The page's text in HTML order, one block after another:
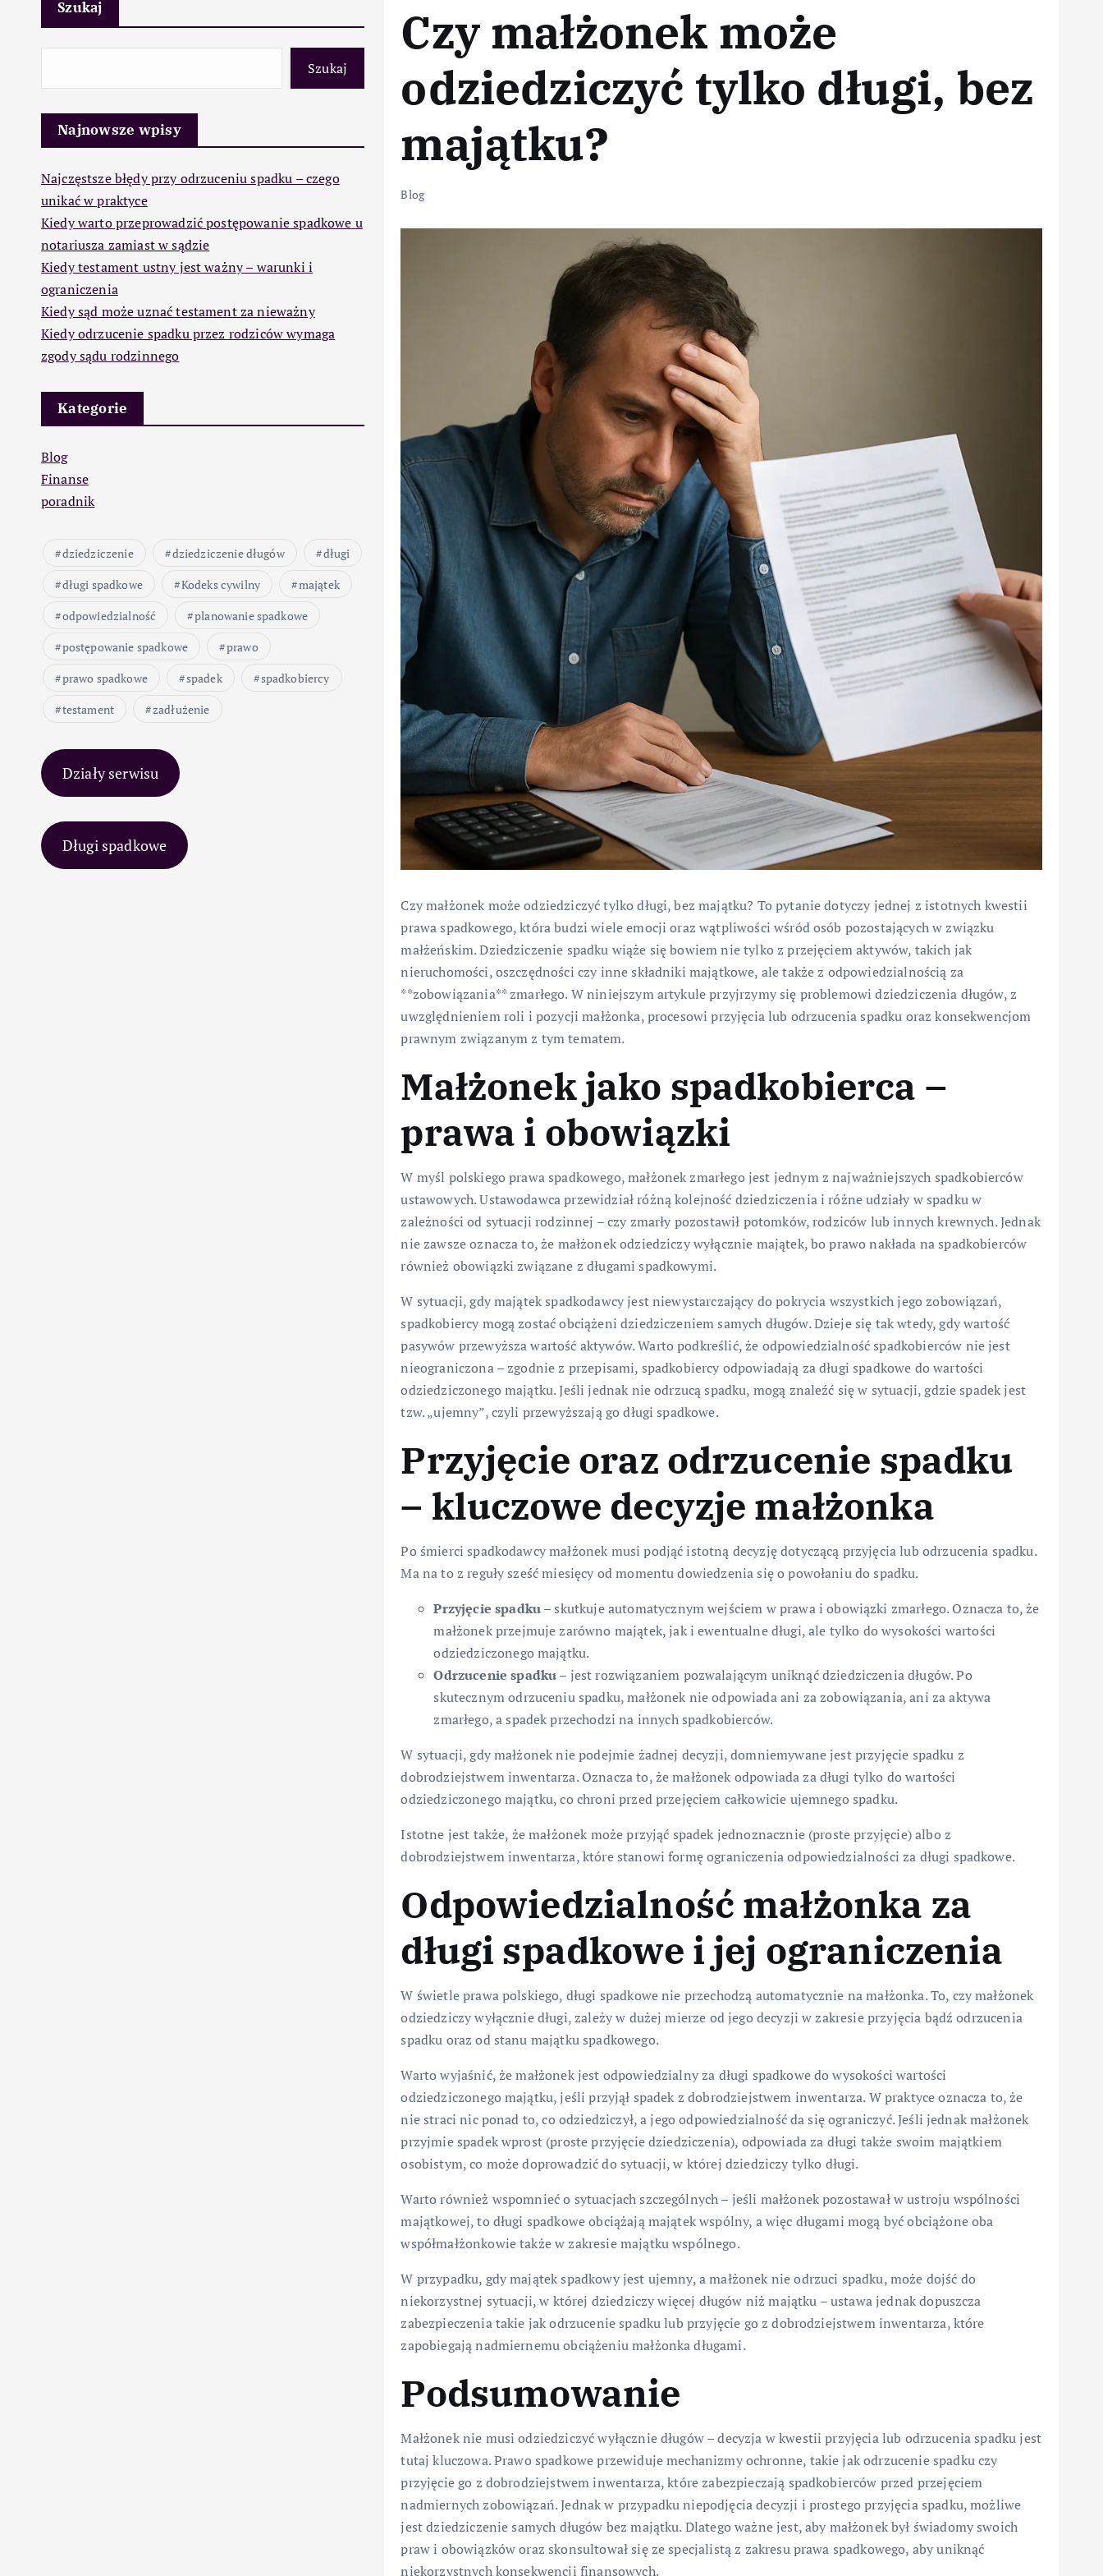
Szukaj
Szukaj
Najnowsze wpisy
Najczęstsze błędy przy odrzuceniu spadku – czego
unikać w praktyce
Kiedy warto przeprowadzić postępowanie spadkowe u
notariusza zamiast w sądzie
Kiedy testament ustny jest ważny – warunki i
ograniczenia
Kiedy sąd może uznać testament za nieważny
Kiedy odrzucenie spadku przez rodziców wymaga
zgody sądu rodzinnego
Kategorie
Blog
Finanse
poradnik
dziedziczenie dziedziczenie długów
długi
długi spadkowe
Kodeks cywilny
majątek
odpowiedzialność
planowanie spadkowe
postępowanie spadkowe
prawo
prawo spadkowe
spadek
spadkobiercy
testament
zadłużenie
Działy serwisu
Długi spadkowe
Czy małżonek może
odziedziczyć tylko długi, bez
majątku?
Blog
Czy małżonek może odziedziczyć tylko długi, bez majątku? To pytanie dotyczy jednej z istotnych kwestii
prawa spadkowego, która budzi wiele emocji oraz wątpliwości wśród osób pozostających w związku
małżeńskim. Dziedziczenie spadku wiąże się bowiem nie tylko z przejęciem aktywów, takich jak
nieruchomości, oszczędności czy inne składniki majątkowe, ale także z odpowiedzialnością za
**zobowiązania** zmarłego. W niniejszym artykule przyjrzymy się problemowi dziedziczenia długów, z
uwzględnieniem roli i pozycji małżonka, procesowi przyjęcia lub odrzucenia spadku oraz konsekwencjom
prawnym związanym z tym tematem.
Małżonek jako spadkobierca –
prawa i obowiązki
W myśl polskiego prawa spadkowego, małżonek zmarłego jest jednym z najważniejszych spadkobierców
ustawowych. Ustawodawca przewidział różną kolejność dziedziczenia i różne udziały w spadku w
zależności od sytuacji rodzinnej – czy zmarły pozostawił potomków, rodziców lub innych krewnych. Jednak
nie zawsze oznacza to, że małżonek odziedziczy wyłącznie majątek, bo prawo nakłada na spadkobierców
również obowiązki związane z długami spadkowymi.
W sytuacji, gdy majątek spadkodawcy jest niewystarczający do pokrycia wszystkich jego zobowiązań,
spadkobiercy mogą zostać obciążeni dziedziczeniem samych długów. Dzieje się tak wtedy, gdy wartość
pasywów przewyższa wartość aktywów. Warto podkreślić, że odpowiedzialność spadkobierców nie jest
nieograniczona – zgodnie z przepisami, spadkobiercy odpowiadają za długi spadkowe do wartości
odziedziczonego majątku. Jeśli jednak nie odrzucą spadku, mogą znaleźć się w sytuacji, gdzie spadek jest
tzw. „ujemny”, czyli przewyższają go długi spadkowe.
Przyjęcie oraz odrzucenie spadku
– kluczowe decyzje małżonka
Po śmierci spadkodawcy małżonek musi podjąć istotną decyzję dotyczącą przyjęcia lub odrzucenia spadku.
Ma na to z reguły sześć miesięcy od momentu dowiedzenia się o powołaniu do spadku.
Przyjęcie spadku– skutkuje automatycznym wejściem w prawa i obowiązki zmarłego. Oznacza to, że
małżonek przejmuje zarówno majątek, jak i ewentualne długi, ale tylko do wysokości wartości
odziedziczonego majątku.
Odrzucenie spadku– jest rozwiązaniem pozwalającym uniknąć dziedziczenia długów. Po
skutecznym odrzuceniu spadku, małżonek nie odpowiada ani za zobowiązania, ani za aktywa
zmarłego, a spadek przechodzi na innych spadkobierców.
W sytuacji, gdy małżonek nie podejmie żadnej decyzji, domniemywane jest przyjęcie spadku z
dobrodziejstwem inwentarza. Oznacza to, że małżonek odpowiada za długi tylko do wartości
odziedziczonego majątku, co chroni przed przejęciem całkowicie ujemnego spadku.
Istotne jest także, że małżonek może przyjąć spadek jednoznacznie (proste przyjęcie) albo z
dobrodziejstwem inwentarza, które stanowi formę ograniczenia odpowiedzialności za długi spadkowe.
Odpowiedzialność małżonka za
długi spadkowe i jej ograniczenia
W świetle prawa polskiego, długi spadkowe nie przechodzą automatycznie na małżonka. To, czy małżonek
odziedziczy wyłącznie długi, zależy w dużej mierze od jego decyzji w zakresie przyjęcia bądź odrzucenia
spadku oraz od stanu majątku spadkowego.
Warto wyjaśnić, że małżonek jest odpowiedzialny za długi spadkowe do wysokości wartości
odziedziczonego majątku, jeśli przyjął spadek z dobrodziejstwem inwentarza. W praktyce oznacza to, że
nie straci nic ponad to, co odziedziczył, a jego odpowiedzialność da się ograniczyć. Jeśli jednak małżonek
przyjmie spadek wprost (proste przyjęcie dziedziczenia), odpowiada za długi także swoim majątkiem
osobistym, co może doprowadzić do sytuacji, w której dziedziczy tylko długi.
Warto również wspomnieć o sytuacjach szczególnych – jeśli małżonek pozostawał w ustroju wspólności
majątkowej, to długi spadkowe obciążają majątek wspólny, a więc długami mogą być obciążone oba
współmałżonkowie także w zakresie majątku wspólnego.
W przypadku, gdy majątek spadkowy jest ujemny, a małżonek nie odrzuci spadku, może dojść do
niekorzystnej sytuacji, w której dziedziczy więcej długów niż majątku – ustawa jednak dopuszcza
zabezpieczenia takie jak odrzucenie spadku lub przyjęcie go z dobrodziejstwem inwentarza, które
zapobiegają nadmiernemu obciążeniu małżonka długami.
Podsumowanie
Małżonek nie musi odziedziczyć wyłącznie długów – decyzja w kwestii przyjęcia lub odrzucenia spadku jest
tutaj kluczowa. Prawo spadkowe przewiduje mechanizmy ochronne, takie jak odrzucenie spadku czy
przyjęcie go z dobrodziejstwem inwentarza, które zabezpieczają spadkobierców przed przejęciem
nadmiernych zobowiązań. Jednak w przypadku niepodjęcia decyzji i prostego przyjęcia spadku, możliwe
jest dziedziczenie samych długów bez majątku. Dlatego ważne jest, aby małżonek był świadomy swoich
praw i obowiązków oraz skonsultował się ze specjalistą z zakresu prawa spadkowego, aby uniknąć
niekorzystnych konsekwencji finansowych.